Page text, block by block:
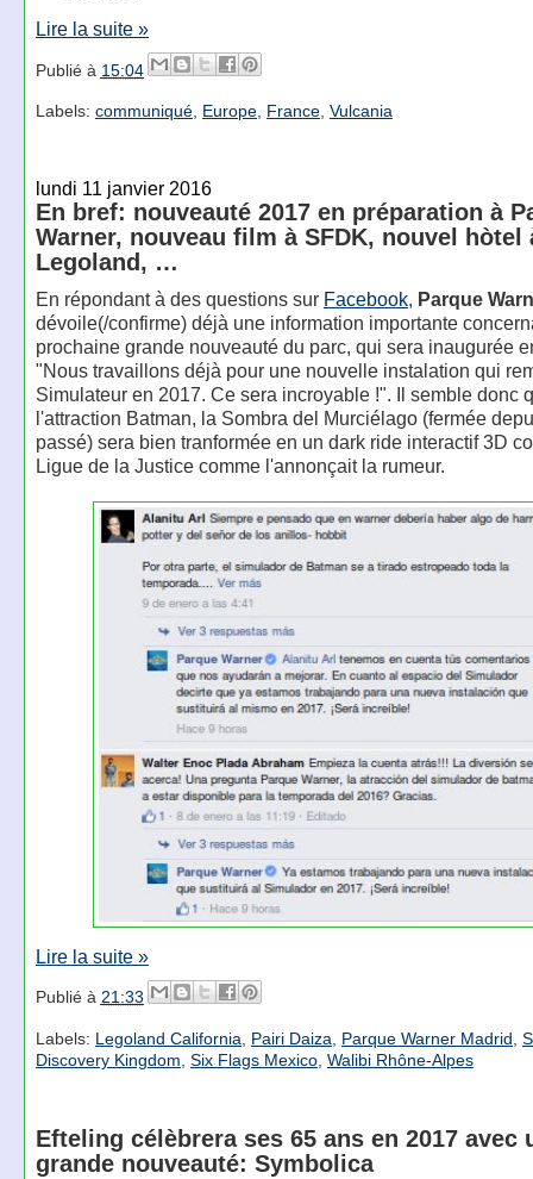
Lire la suite »
Publié à 15:04
Labels: communiqué, Europe, France, Vulcania
lundi 11 janvier 2016
En bref: nouveauté 2017 en préparation à
Warner, nouveau film à SFDK, nouvel hòtel
Legoland, …
En répondant à des questions sur Facebook, Parque
dévoile(/confirme) déjà une information importante
prochaine grande nouveauté du parc, qui sera inaugurée
"Nous travaillons déjà pour une nouvelle instalation qui
Simulateur en 2017. Ce sera incroyable !". Il semble donc
l'attraction Batman, la Sombra del Murciélago (fermée
passé) sera bien tranformée en un dark ride interactif 3D
Ligue de la Justice comme l'annonçait la rumeur.
Lire la suite »
Publié à 21:33
Labels: Legoland California Pairi Daiza Parque Warner Madrid
Discovery Kingdom Six Flags Mexico, Walibi Rhône-Alpes
Efteling célèbrera ses 65 ans en 2017 avec
grande nouveauté: Symbolica